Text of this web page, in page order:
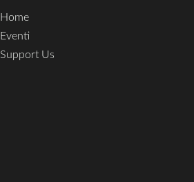
Home
Eventi
Support Us